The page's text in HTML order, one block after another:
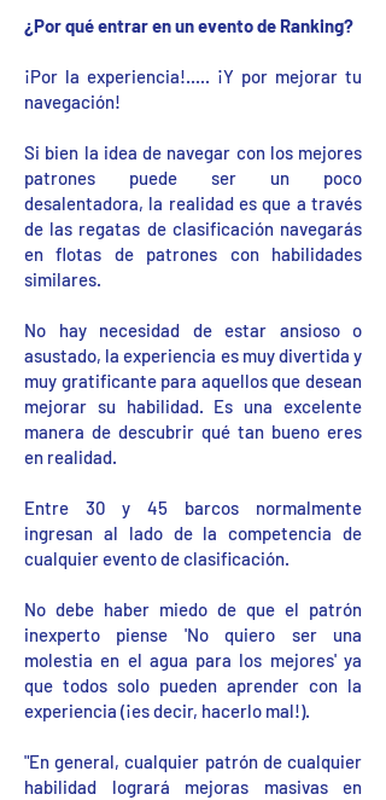
¿Por qué entrar en un evento de Ranking?
¡Por la experiencia!..... ¡Y por mejorar tu
navegación!
Si bien la idea de navegar con los mejores
patrones puede ser un poco
desalentadora, la realidad es que a través
de las regatas de clasificación navegarás
en flotas de patrones con habilidades
similares.
No hay necesidad de estar ansioso o
asustado, la experiencia es muy divertida y
muy gratificante para aquellos que desean
mejorar su habilidad. Es una excelente
manera de descubrir qué tan bueno eres
en realidad.
Entre 30 y 45 barcos normalmente
ingresan al lado de la competencia de
cualquier evento de clasificación.
No debe haber miedo de que el patrón
inexperto piense 'No quiero ser una
molestia en el agua para los mejores' ya
que todos solo pueden aprender con la
experiencia (¡es decir, hacerlo mal!).
"En general, cualquier patrón de cualquier
habilidad logrará mejoras masivas en